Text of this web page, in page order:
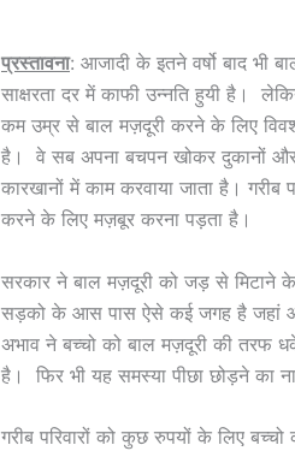
प्रस्तावना: आजादी के इतने वर्षो बाद भी
साक्षरता दर में काफी उन्नति हुयी है।
कम उम्र से बाल मज़दूरी करने के लिए
है। वे सब अपना बचपन खोकर दुकानों
कारखानों में काम करवाया जाता है।
करने के लिए मज़बूर करना पड़ता है।
सरकार ने बाल मज़दूरी को जड़ से मिटाने
सड़को के आस पास ऐसे कई जगह है जहां
अभाव ने बच्चो को बाल मज़दूरी की तरफ
है। फिर भी यह समस्या पीछा छोड़ने का
गरीब परिवारों को कुछ रुपयों के लिए